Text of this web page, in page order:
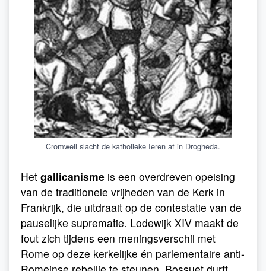
Cromwell slacht de katholieke Ieren af in Drogheda.
Het gallicanisme is een overdreven opeising
van de traditionele vrijheden van de Kerk in
Frankrijk, die uitdraait op de contestatie van de
pauselijke suprematie. Lodewijk XIV maakt de
fout zich tijdens een meningsverschil met
Rome op deze kerkelijke én parlementaire anti-